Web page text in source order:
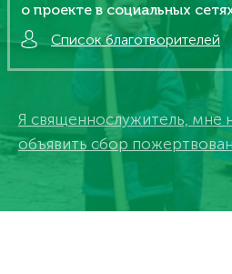
о проекте в социальных
Список благотворителей
Я священнослужитель, мне
объявить сбор